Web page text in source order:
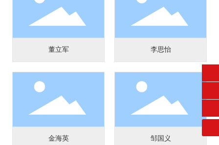
董立军 李思怡
金海英 邹国义
0432-62554545
Zhengjianlvshi1993@163.com